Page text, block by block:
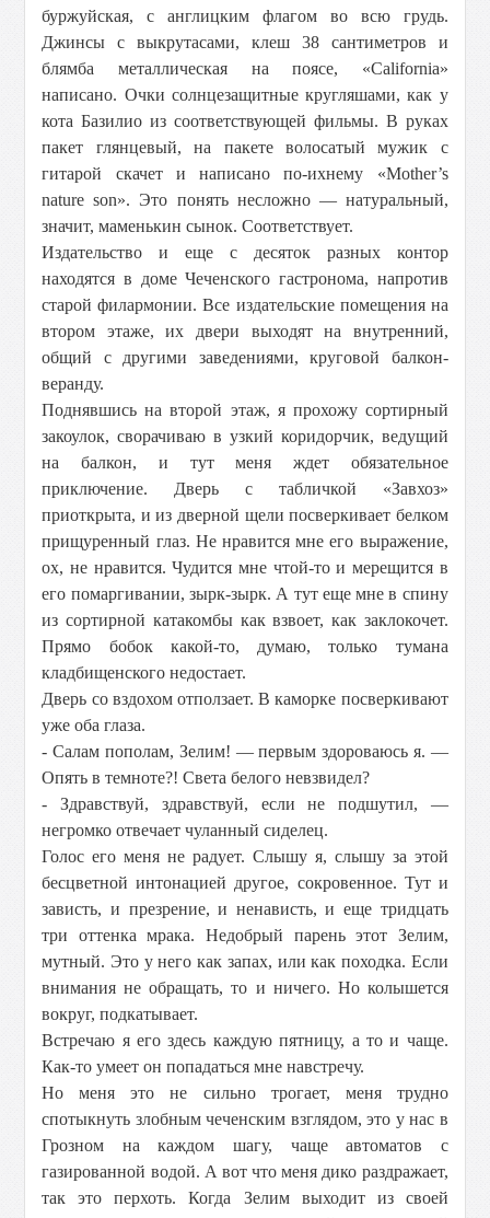
буржуйская, с англицким флагом во всю грудь.
Джинсы с выкрутасами, клеш 38 сантиметров и
блямба металлическая на поясе, «California»
написано. Очки солнцезащитные кругляшами, как у
кота Базилио из соответствующей фильмы. В руках
пакет глянцевый, на пакете волосатый мужик с
гитарой скачет и написано по-ихнему «Mother’s
nature son». Это понять несложно — натуральный,
значит, маменькин сынок. Соответствует.
Издательство и еще с десяток разных контор
находятся в доме Чеченского гастронома, напротив
старой филармонии. Все издательские помещения на
втором этаже, их двери выходят на внутренний,
общий с другими заведениями, круговой балкон-
веранду.
Поднявшись на второй этаж, я прохожу сортирный
закоулок, сворачиваю в узкий коридорчик, ведущий
на балкон, и тут меня ждет обязательное
приключение. Дверь с табличкой «Завхоз»
приоткрыта, и из дверной щели посверкивает белком
прищуренный глаз. Не нравится мне его выражение,
ох, не нравится. Чудится мне чтой-то и мерещится в
его помаргивании, зырк-зырк. А тут еще мне в спину
из сортирной катакомбы как взвоет, как заклокочет.
Прямо бобок какой-то, думаю, только тумана
кладбищенского недостает.
Дверь со вздохом отползает. В каморке посверкивают
уже оба глаза.
- Салам пополам, Зелим! — первым здороваюсь я. —
Опять в темноте?! Света белого невзвидел?
- Здравствуй, здравствуй, если не подшутил, —
негромко отвечает чуланный сиделец.
Голос его меня не радует. Слышу я, слышу за этой
бесцветной интонацией другое, сокровенное. Тут и
зависть, и презрение, и ненависть, и еще тридцать
три оттенка мрака. Недобрый парень этот Зелим,
мутный. Это у него как запах, или как походка. Если
внимания не обращать, то и ничего. Но колышется
вокруг, подкатывает.
Встречаю я его здесь каждую пятницу, а то и чаще.
Как-то умеет он попадаться мне навстречу.
Но меня это не сильно трогает, меня трудно
спотыкнуть злобным чеченским взглядом, это у нас в
Грозном на каждом шагу, чаще автоматов с
газированной водой. А вот что меня дико раздражает,
так это перхоть. Когда Зелим выходит из своей